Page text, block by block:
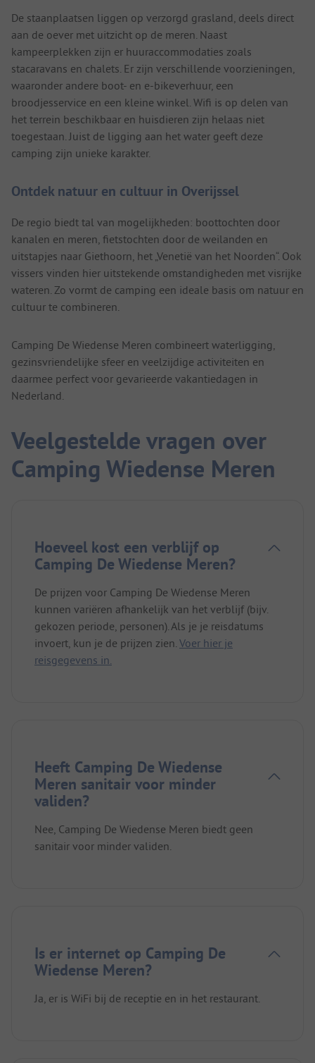
De staanplaatsen liggen op verzorgd grasland, deels direct
aan de oever met uitzicht op de meren. Naast
kampeerplekken zijn er huuraccommodaties zoals
stacaravans en chalets. Er zijn verschillende voorzieningen,
waaronder andere boot- en e-bikeverhuur, een
broodjesservice en een kleine winkel. Wifi is op delen van
het terrein beschikbaar en huisdieren zijn helaas niet
toegestaan. Juist de ligging aan het water geeft deze
camping zijn unieke karakter.
Ontdek natuur en cultuur in Overijssel
De regio biedt tal van mogelijkheden: boottochten door
kanalen en meren, fietstochten door de weilanden en
uitstapjes naar Giethoorn, het „Venetië van het Noorden“. Ook
vissers vinden hier uitstekende omstandigheden met visrijke
wateren. Zo vormt de camping een ideale basis om natuur en
cultuur te combineren.
Camping De Wiedense Meren combineert waterligging,
gezinsvriendelijke sfeer en veelzijdige activiteiten en
daarmee perfect voor gevarieerde vakantiedagen in
Nederland.
Veelgestelde vragen over
Camping Wiedense Meren
Hoeveel kost een verblijf op
Camping De Wiedense Meren?
De prijzen voor Camping De Wiedense Meren
kunnen variëren afhankelijk van het verblijf (bijv.
gekozen periode, personen). Als je je reisdatums
invoert, kun je de prijzen zien. Voer hier je
reisgegevens in.
Heeft Camping De Wiedense
Meren sanitair voor minder
validen?
Nee, Camping De Wiedense Meren biedt geen
sanitair voor minder validen.
Is er internet op Camping De
Wiedense Meren?
Ja, er is WiFi bij de receptie en in het restaurant.